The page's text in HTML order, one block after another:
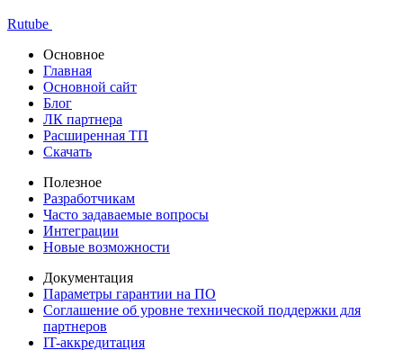
Rutube
Основное
Главная
Основной сайт
Блог
ЛК партнера
Расширенная ТП
Скачать
Полезное
Разработчикам
Часто задаваемые вопросы
Интеграции
Новые возможности
Документация
Параметры гарантии на ПО
Соглашение об уровне технической поддержки для
партнеров
IT-аккредитация